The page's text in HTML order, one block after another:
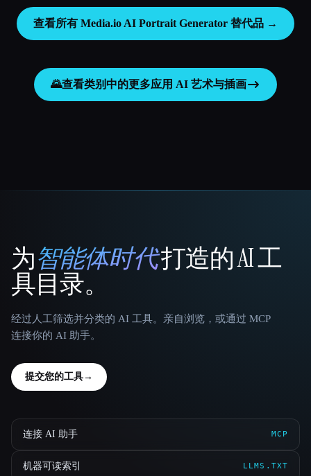
查看所有 Media.io AI Portrait Generator 替代品 →
🌄查看类别中的更多应用 AI 艺术与插画
That AI Collection
为智能体时代打造的 AI 工
具目录。
经过人工筛选并分类的 AI 工具。亲自浏览，或通过 MCP
连接你的 AI 助手。
提交您的工具→
连接 AI 助手 MCP
机器可读索引 LLMS.TXT